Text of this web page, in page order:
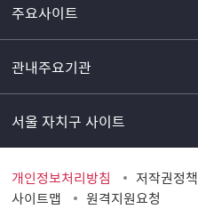
주요사이트
관내주요기관
서울 자치구 사이트
개인정보처리방침 저작권정책
사이트맵
원격지원요청